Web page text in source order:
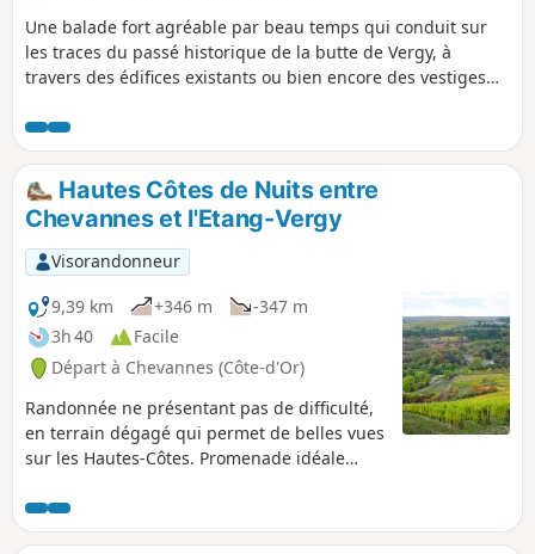
Une balade fort agréable par beau temps qui conduit sur
les traces du passé historique de la butte de Vergy, à
travers des édifices existants ou bien encore des vestiges
Hautes Côtes de Nuits entre
Chevannes et l'Etang-Vergy
Visorandonneur
9,39 km
+346 m
-347 m
3h 40
Facile
Départ à Chevannes (Côte-d'Or)
Randonnée ne présentant pas de difficulté,
en terrain dégagé qui permet de belles vues
sur les Hautes-Côtes. Promenade idéale
vignes sont magnifiques) ou d'hiver (terrain
très praticable).